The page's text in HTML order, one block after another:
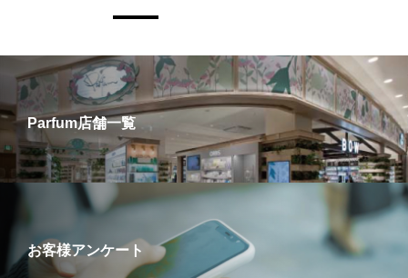
Parfum店舗一覧
お客様アンケート